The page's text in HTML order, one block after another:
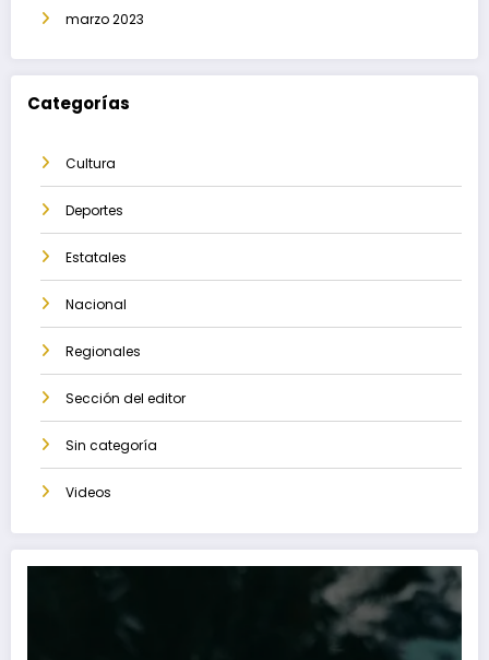
marzo 2023
Categorías
Cultura
Deportes
Estatales
Nacional
Regionales
Sección del editor
Sin categoría
Videos